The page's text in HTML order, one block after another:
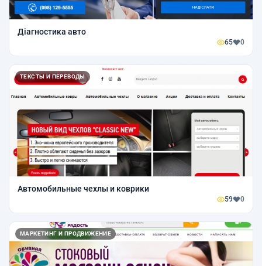
Діагностика авто
65 0
ТЕКСТЫ И ПЕРЕВОДЫ
Автомобильные чехлы и коврики
59 0
МАРКЕТИНГ И ПРОДВИЖЕНИЕ